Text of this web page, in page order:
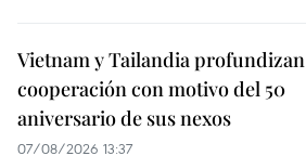
Vietnam y Tailandia profundizan
cooperación con motivo del 50
aniversario de sus nexos
07/08/2026 13:37